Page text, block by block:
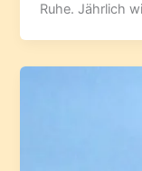
Ruhe. Jährlich